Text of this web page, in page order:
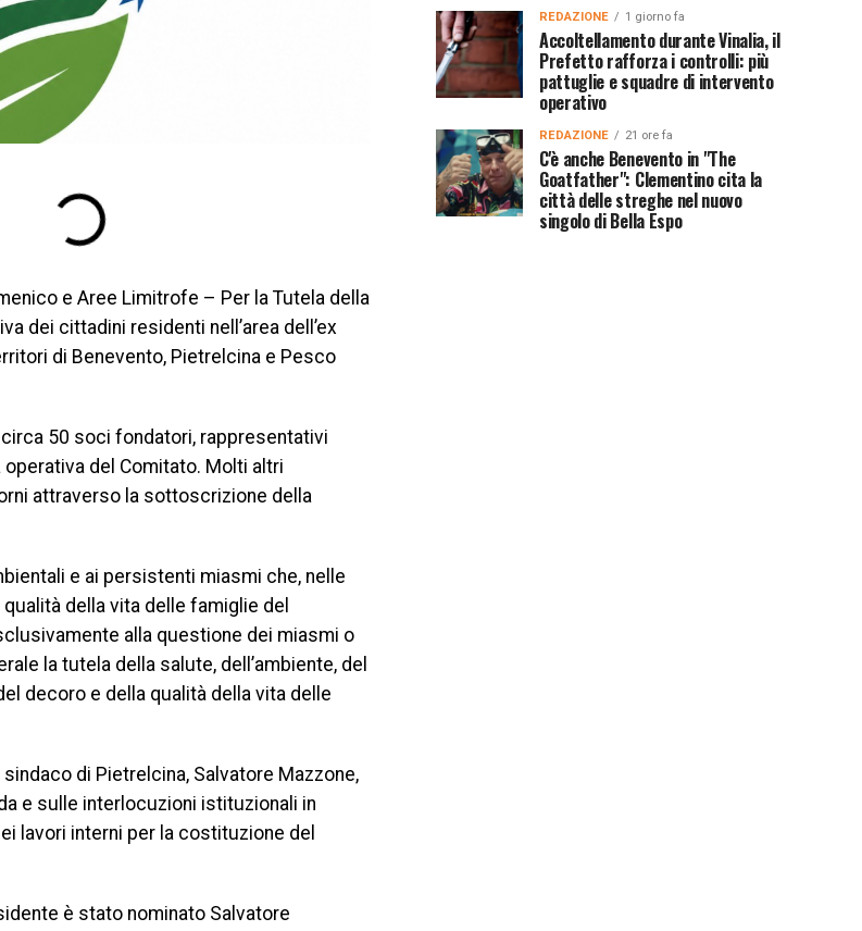
e Aree Limitrofe – Per la Tutela della
dei cittadini residenti nell’area dell’ex
di Benevento, Pietrelcina e Pesco
50 soci fondatori, rappresentativi
del Comitato. Molti altri
attraverso la sottoscrizione della
e ai persistenti miasmi che, nelle
della vita delle famiglie del
alla questione dei miasmi o
la tutela della salute, dell’ambiente, del
decoro e della qualità della vita delle
di Pietrelcina, Salvatore Mazzone,
e sulle interlocuzioni istituzionali in
lavori interni per la costituzione del
è stato nominato Salvatore
REDAZIONE 1 giorno fa
Accoltellamento durante Vinalia, il
Prefetto rafforza i controlli: più
pattuglie e squadre di intervento
operativo
REDAZIONE 21 ore fa
C'è anche Benevento in "The
Goatfather": Clementino cita la
città delle streghe nel nuovo
singolo di Bella Espo